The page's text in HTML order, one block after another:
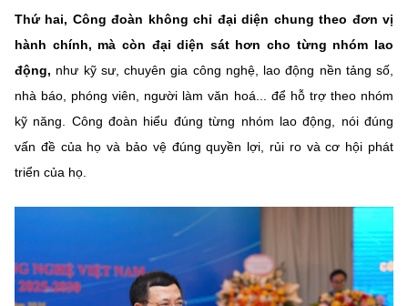
Thứ hai, Công đoàn không chỉ đại diện chung theo đơn vị
hành chính, mà còn đại diện sát hơn cho từng nhóm lao
động, như kỹ sư, chuyên gia công nghệ, lao động nền tảng số,
nhà báo, phóng viên, người làm văn hoá... để hỗ trợ theo nhóm
kỹ năng. Công đoàn hiểu đúng từng nhóm lao động, nói đúng
vấn đề của họ và bảo vệ đúng quyền lợi, rủi ro và cơ hội phát
triển của họ.